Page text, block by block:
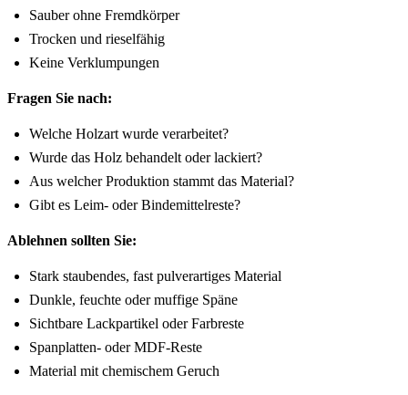
Sauber ohne Fremdkörper
Trocken und rieselfähig
Keine Verklumpungen
Fragen Sie nach:
Welche Holzart wurde verarbeitet?
Wurde das Holz behandelt oder lackiert?
Aus welcher Produktion stammt das Material?
Gibt es Leim- oder Bindemittelreste?
Ablehnen sollten Sie:
Stark staubendes, fast pulverartiges Material
Dunkle, feuchte oder muffige Späne
Sichtbare Lackpartikel oder Farbreste
Spanplatten- oder MDF-Reste
Material mit chemischem Geruch